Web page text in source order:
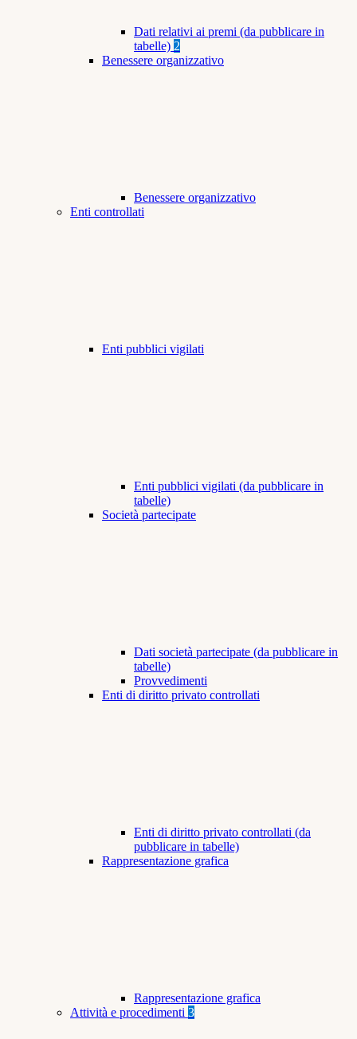
Dati relativi ai premi (da pubblicare in
tabelle) 2
Benessere organizzativo
Benessere organizzativo
Enti controllati
Enti pubblici vigilati
Enti pubblici vigilati (da pubblicare in
tabelle)
Società partecipate
Dati società partecipate (da pubblicare in
tabelle)
Provvedimenti
Enti di diritto privato controllati
Enti di diritto privato controllati (da
pubblicare in tabelle)
Rappresentazione grafica
Rappresentazione grafica
Attività e procedimenti 3